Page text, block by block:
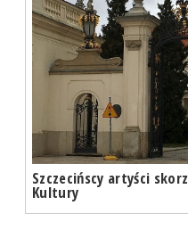
Szczecińscy artyści
Kultury